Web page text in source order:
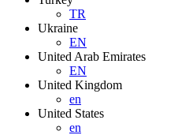
TR
Ukraine
EN
United Arab Emirates
EN
United Kingdom
en
United States
en